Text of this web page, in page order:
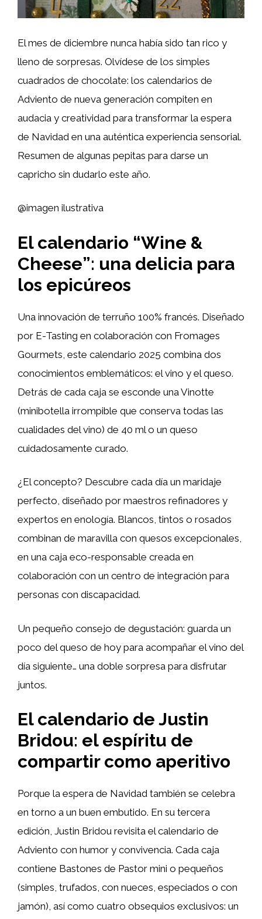
El mes de diciembre nunca había sido tan rico y
lleno de sorpresas. Olvídese de los simples
cuadrados de chocolate: los calendarios de
Adviento de nueva generación compiten en
audacia y creatividad para transformar la espera
de Navidad en una auténtica experiencia sensorial.
Resumen de algunas pepitas para darse un
capricho sin dudarlo este año.
@imagen ilustrativa
El calendario “Wine &
Cheese”: una delicia para
los epicúreos
Una innovación de terruño 100% francés. Diseñado
por E-Tasting en colaboración con Fromages
Gourmets, este calendario 2025 combina dos
conocimientos emblemáticos: el vino y el queso.
Detrás de cada caja se esconde una Vinotte
(minibotella irrompible que conserva todas las
cualidades del vino) de 40 ml o un queso
cuidadosamente curado.
¿El concepto? Descubre cada día un maridaje
perfecto, diseñado por maestros refinadores y
expertos en enología. Blancos, tintos o rosados ​​
combinan de maravilla con quesos excepcionales,
en una caja eco-responsable creada en
colaboración con un centro de integración para
personas con discapacidad.
Un pequeño consejo de degustación: guarda un
poco del queso de hoy para acompañar el vino del
día siguiente… una doble sorpresa para disfrutar
juntos.
El calendario de Justin
Bridou: el espíritu de
compartir como aperitivo
Porque la espera de Navidad también se celebra
en torno a un buen embutido. En su tercera
edición, Justin Bridou revisita el calendario de
Adviento con humor y convivencia. Cada caja
contiene Bastones de Pastor mini o pequeños
(simples, trufados, con nueces, especiados o con
jamón), así como cuatro obsequios exclusivos: un